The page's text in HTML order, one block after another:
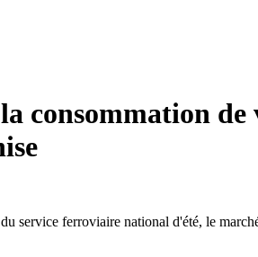
consommation
service ferroviaire national d'été, le